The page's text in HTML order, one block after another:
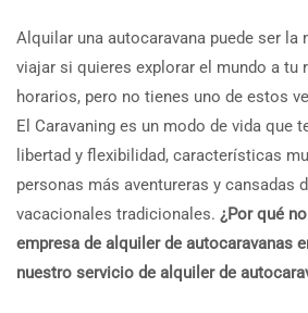
Alquilar una autocaravana puede ser la
viajar si quieres explorar el mundo a tu
horarios, pero no tienes uno de estos
El Caravaning es un modo de vida que
libertad y flexibilidad, características
personas más aventureras y cansadas
vacacionales tradicionales. ¿Por qué
empresa de alquiler de autocaravanas
nuestro servicio de alquiler de